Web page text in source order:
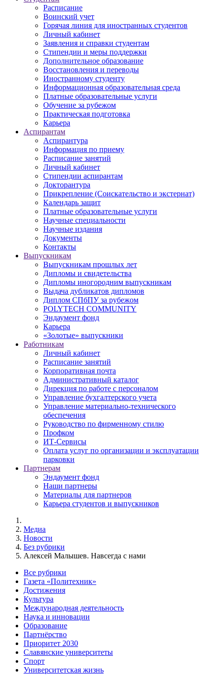
Расписание
Воинский учет
Горячая линия для иностранных студентов
Личный кабинет
Заявления и справки студентам
Стипендии и меры поддержки
Дополнительное образование
Восстановления и переводы
Иностранному студенту
Информационная образовательная среда
Платные образовательные услуги
Обучение за рубежом
Практическая подготовка
Карьера
Аспирантам
Аспирантура
Информация по приему
Расписание занятий
Личный кабинет
Стипендии аспирантам
Докторантура
Прикрепление (Соискательство и экстернат)
Календарь защит
Платные образовательные услуги
Научные специальности
Научные издания
Документы
Контакты
Выпускникам
Выпускникам прошлых лет
Дипломы и свидетельства
Дипломы иногородним выпускникам
Выдача дубликатов дипломов
Диплом СПбПУ за рубежом
POLYTECH COMMUNITY
Эндаумент фонд
Карьера
«Золотые» выпускники
Работникам
Личный кабинет
Расписание занятий
Корпоративная почта
Административный каталог
Дирекция по работе с персоналом
Управление бухгалтерского учета
Управление материально-технического
обеспечения
Руководство по фирменному стилю
Профком
ИТ-Сервисы
Оплата услуг по организации и эксплуатации
парковки
Партнерам
Эндаумент фонд
Наши партнеры
Материалы для партнеров
Карьера студентов и выпускников
Медиа
Новости
Без рубрики
Алексей Малышев. Навсегда с нами
Все рубрики
Газета «Политехник»
Достижения
Культура
Международная деятельность
Наука и инновации
Образование
Партнёрство
Приоритет 2030
Славянские университеты
Спорт
Университетская жизнь